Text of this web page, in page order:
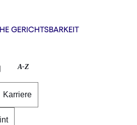
Direkt zum Kopf der
Direkt zum Inhalt
Direkt zum Fuß der
A-Z
Karriere